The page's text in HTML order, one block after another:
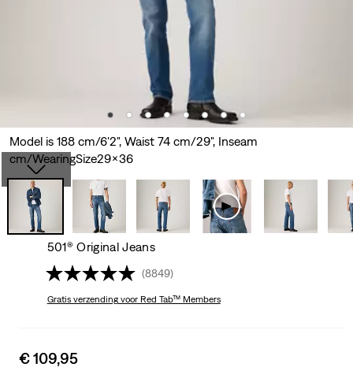
Model is 188 cm/6'2", Waist 74 cm/29", Inseam
cm/WearingSize29x36
501® Original Jeans
(8849)
Gratis verzendingvoor Red Tab™ Members
Sale
€ 109,95